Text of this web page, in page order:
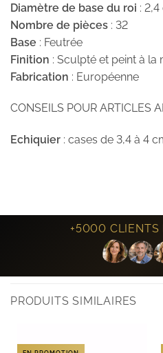
Diamètre de base du roi :
Nombre de pièces : 32
Base : Feutrée
Finition : Sculpté et peint à la
Fabrication : Européenne
CONSEILS POUR ARTICLES
Echiquier : cases de 3,4 à 4
+5000 CLIENTS
PRODUITS SIMILAIRES